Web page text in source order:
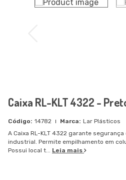
Caixa RL-KLT 4322 -
14782
Lar Plásticos
A Caixa RL-KLT 4322 garante
industrial. Permite empilhamento em
Possui local t... Leia mais